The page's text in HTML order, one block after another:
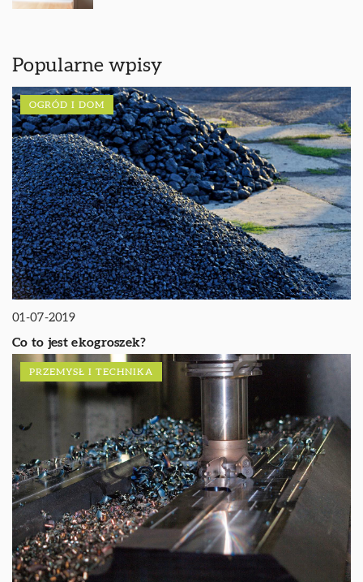
Popularne wpisy
OGRÓD I DOM
01-07-2019
Co to jest ekogroszek?
PRZEMYSŁ I TECHNIKA